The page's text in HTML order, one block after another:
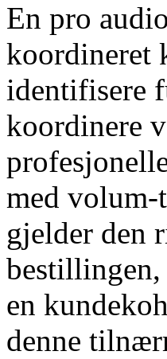
En pro
koordineret
identifisere
koordinere
med volum-
gjelder den
bestillingen,
en
denne